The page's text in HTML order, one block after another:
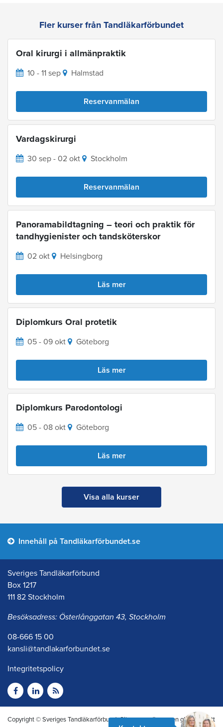
Fler kurser från Tandläkarförbundet
Oral kirurgi i allmänpraktik
10 - 11 sep Halmstad
Reservanmälan
Vardagskirurgi
30 sep - 02 okt Stockholm
Reservanmälan
Panoramabildtagning – teori och praktik för
tandhygienister och tandsköterskor
02 okt Helsingborg
Läs mer
Diplomkurs Oral protetik
05 - 09 okt Göteborg
Läs mer
Diplomkurs Parodontologi
05 - 08 okt Göteborg
Läs mer
Visa alla kurser
Innehåll på Tandläkarförbundet.se
Sveriges Tandläkarförbund
Box 1217
111 82 Stockholm
Besöksadress: Österlånggatan 43, Stockholm
08-666 15 00
kansli@tandlakarforbundet.se
Integritetspolicy
Copyright © Sveriges Tandläkarförbund. Citera oss gärna men glöm inte att